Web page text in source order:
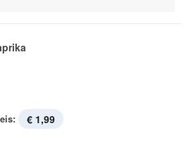
€ 1,99